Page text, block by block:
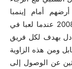
أمام إينمبا
النيجيري، وسبق للفريقين أن تواجها موسم 2008 عندما لعبا في
بهدف لكل فريق
ومن هذه الزاوية
عن الوصول إلى